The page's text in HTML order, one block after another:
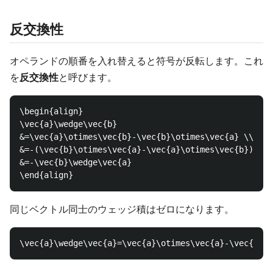
反交換性
オペランドの順番を入れ替えると符号が反転します。これ
を反交換性と呼びます。
\begin{align}
\vec{a}\wedge\vec{b}
&=\vec{a}\otimes\vec{b}-\vec{b}\otimes\vec{a} \\
&=-(\vec{b}\otimes\vec{a}-\vec{a}\otimes\vec{b}) \\
&=-\vec{b}\wedge\vec{a}
同じベクトル同士のウェッジ積はゼロになります。